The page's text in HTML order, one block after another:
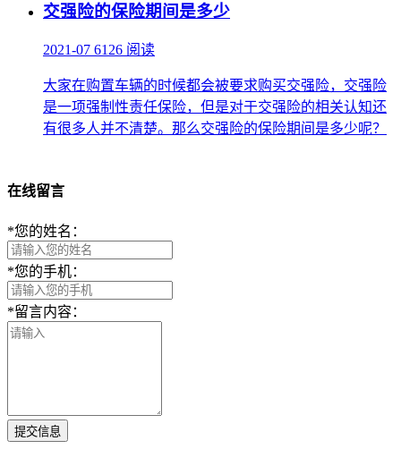
交强险的保险期间是多少
2021-07 6126 阅读
大家在购置车辆的时候都会被要求购买交强险，交强险
是一项强制性责任保险，但是对于交强险的相关认知还
有很多人并不清楚。那么交强险的保险期间是多少呢？
在线留言
*您的姓名：
*您的手机：
*留言内容：
提交信息